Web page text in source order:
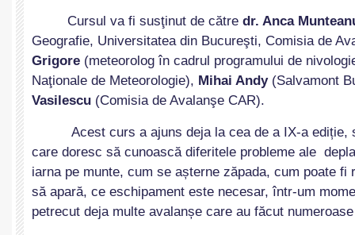
Cursul va fi susţinut de către dr. Anca
Geografie, Universitatea din Bucureşti, Comisia de
Grigore (meteorolog în cadrul programului de
Naţionale de Meteorologie), Mihai Andy(Salvamont
Vasilescu (Comisia de Avalanşe CAR).
Acest curs a ajuns deja la cea de a IX-a ediție,
care doresc să cunoască diferitele probleme ale
iarna pe munte, cum se așterne zăpada, cum poate fi
să apară, ce eschipament este necesar, într-um
petrecut deja multe avalanșe care au făcut